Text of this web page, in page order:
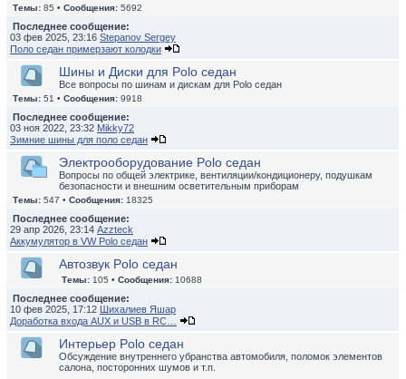
Темы: 85 • Сообщения: 5692
Последнее сообщение:
03 фев 2025, 23:16 Stepanov Sergey
Поло седан примерзают колодки
Шины и Диски для Polo седан
Все вопросы по шинам и дискам для Polo седан
Темы: 51 • Сообщения: 9918
Последнее сообщение:
03 ноя 2022, 23:32 Mikky72
Зимние шины для поло седан
Электрооборудование Polo седан
Вопросы по общей электрике, вентиляции/кондиционеру, подушкам
безопасности и внешним осветительным приборам
Темы: 547 • Сообщения: 18325
Последнее сообщение:
29 апр 2026, 23:14 Azzteck
Аккумулятор в VW Polo седан
Автозвук Polo седан
Темы: 105 • Сообщения: 10688
Последнее сообщение:
10 фев 2025, 17:12 Шихалиев Яшар
Доработка входа AUX и USB в RC…
Интерьер Polo седан
Обсуждение внутреннего убранства автомобиля, поломок элементов
салона, посторонних шумов и т.п.